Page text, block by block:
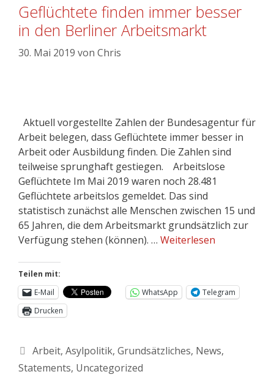
Geflüchtete finden immer besser
in den Berliner Arbeitsmarkt
30. Mai 2019 von Chris
Aktuell vorgestellte Zahlen der Bundesagentur für
Arbeit belegen, dass Geflüchtete immer besser in
Arbeit oder Ausbildung finden. Die Zahlen sind
teilweise sprunghaft gestiegen. Arbeitslose
Geflüchtete Im Mai 2019 waren noch 28.481
Geflüchtete arbeitslos gemeldet. Das sind
statistisch zunächst alle Menschen zwischen 15 und
65 Jahren, die dem Arbeitsmarkt grundsätzlich zur
Verfügung stehen (können). … Weiterlesen
Teilen mit:
E-Mail
WhatsApp
Telegram
Drucken
Arbeit, Asylpolitik, Grundsätzliches, News,
Statements, Uncategorized